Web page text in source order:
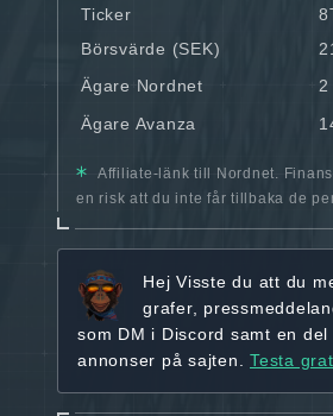
Ticker
Börsvärde (SEK)
Ägare Nordnet
Ägare Avanza
Affiliate-länk till Nordnet.
en risk att du inte får tillbaka de
Hej Visste du att du
grafer,
som DM i Discord samt en
annonser på sajten. Testa